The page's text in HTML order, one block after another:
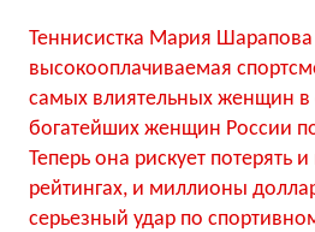
Теннисистка Мария
высокооплачиваемая
самых влиятельных женщин в
богатейших женщин России
Теперь она рискует потерять
рейтингах, и миллионы
серьезный удар по